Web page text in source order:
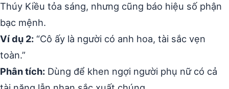
Thúy Kiều tỏa sáng, nhưng cũng báo hiệu số phận
bạc mệnh.
Ví dụ 2: “Cô ấy là người có anh hoa, tài sắc vẹn
toàn.”
Phân tích: Dùng để khen ngợi người phụ nữ có cả